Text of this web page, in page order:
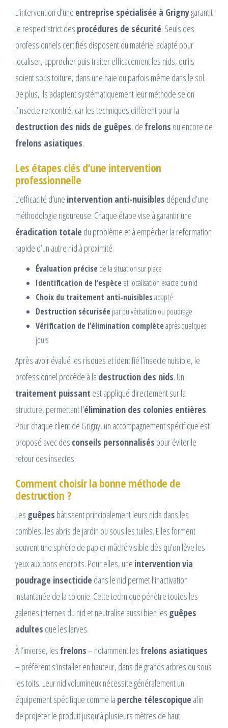
L’intervention d’une entreprise spécialisée à Grignygarantit
le respect strict des procédures de sécurité. Seuls des
professionnels certifiés disposent du matériel adapté pour
localiser, approcher puis traiter efficacement les nids, qu’ils
soient sous toiture, dans une haie ou parfois même dans le sol.
De plus, ils adaptent systématiquement leur méthode selon
l’insecte rencontré, car les techniques diffèrent pour la
destruction des nids de guêpes, de frelons ou encore de
frelons asiatiques.
Les étapes clés d’une intervention
professionnelle
L’efficacité d’une intervention anti-nuisibles dépend d’une
méthodologie rigoureuse. Chaque étape vise à garantir une
éradication totale du problème et à empêcher la reformation
rapide d’un autre nid à proximité.
Évaluation précise de la situation sur place
Identification de l’espèce et localisation exacte du nid
Choix du traitement anti-nuisiblesadapté
Destruction sécurisée par pulvérisation ou poudrage
Vérification de l’élimination complèteaprès quelques
jours
Après avoir évalué les risques et identifié l’insecte nuisible, le
professionnel procède à la destruction des nids. Un
traitement puissant est appliqué directement sur la
structure, permettant l’élimination des colonies entières.
Pour chaque client de Grigny, un accompagnement spécifique est
proposé avec des conseils personnalisés pour éviter le
retour des insectes.
Comment choisir la bonne méthode de
destruction ?
Les guêpes bâtissent principalement leurs nids dans les
combles, les abris de jardin ou sous les tuiles. Elles forment
souvent une sphère de papier mâché visible dès qu’on lève les
yeux aux bons endroits. Pour elles, une intervention via
poudrage insecticide dans le nid permet l’inactivation
instantanée de la colonie. Cette technique pénètre toutes les
galeries internes du nid et neutralise aussi bien les guêpes
adultes que les larves.
À l’inverse, les frelons– notamment les frelons asiatiques
– préfèrent s’installer en hauteur, dans de grands arbres ou sous
les toits. Leur nid volumineux nécessite généralement un
équipement spécifique comme la perche télescopique afin
de projeter le produit jusqu’à plusieurs mètres de haut.